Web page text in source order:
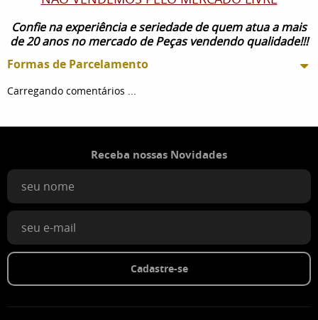
Confie na experiência e seriedade de quem atua a mais
de 20 anos no mercado de Peças vendendo qualidade!!!
Formas de Parcelamento
Carregando comentários ...
Receba nossas Novidades
Cadastre-se